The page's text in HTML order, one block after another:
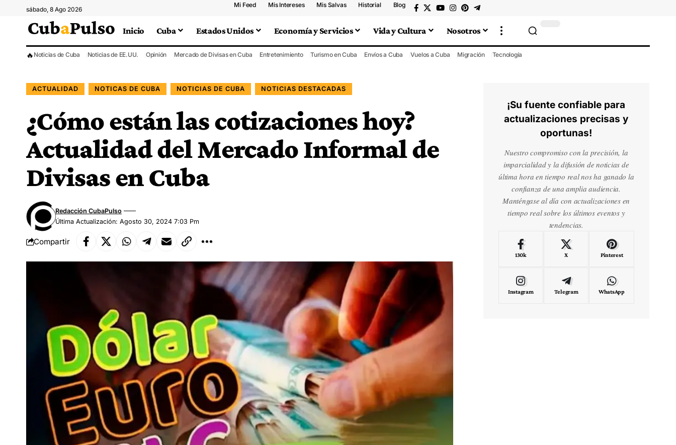
sábado, 8 Ago 2026
Mi Feed Mis Intereses Mis Salvas Historial Blog
Inicio Cuba Estados Unidos Economía y Servicios Vida y Cultura Nosotros
🔥 Noticias de Cuba Noticias de EE.UU. Opinión Mercado de Divisas en Cuba Entretenimiento Turismo en Cuba Envíos a Cuba Vuelos a Cuba Migración Tecnología
ACTUALIDAD NOTICAS DE CUBA NOTICIAS DE CUBA NOTICIAS DESTACADAS
¿Cómo están las cotizaciones hoy?
Actualidad del Mercado Informal de
Divisas en Cuba
Última Actualización: Agosto 30, 2024 7:03 Pm
Redacción CubaPulso
Compartir
¡Su fuente confiable para
actualizaciones precisas y
oportunas!
Nuestro compromiso con la precisión, la
imparcialidad y la difusión de noticias de
última hora en tiempo real nos ha ganado la
confianza de una amplia audiencia.
Manténgase al día con actualizaciones en
tiempo real sobre los últimos eventos y
tendencias.
130k X Pinterest
Instagram Telegram WhatsApp